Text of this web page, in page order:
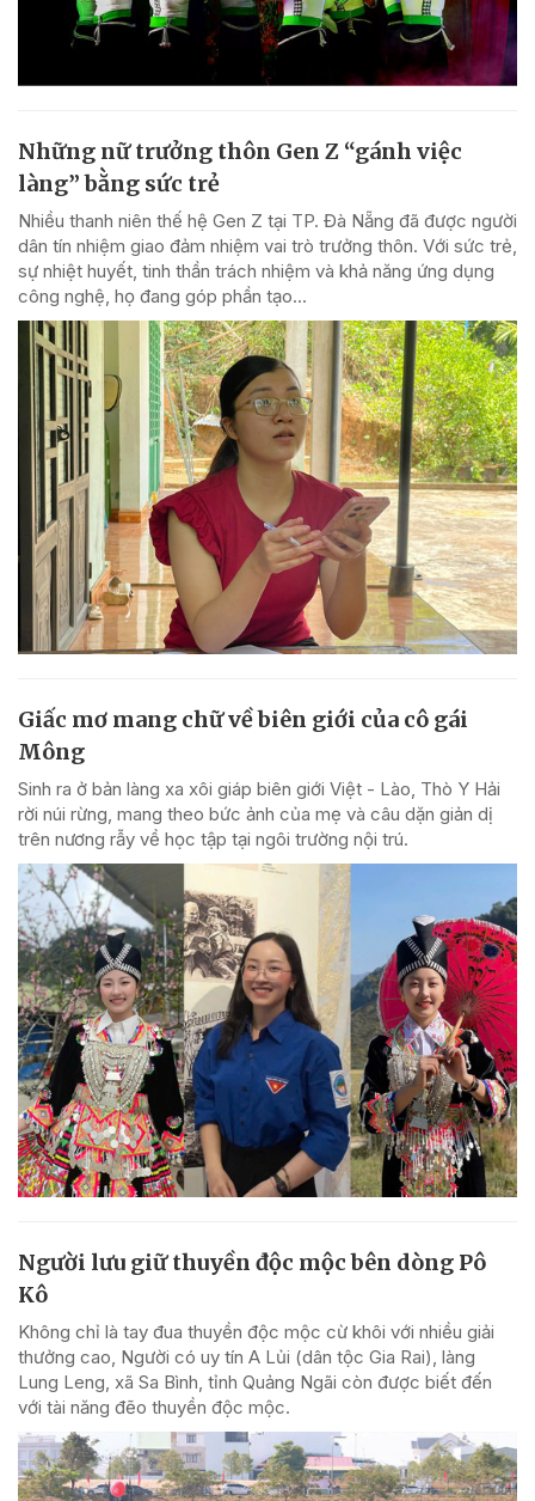
Những nữ trưởng thôn Gen Z “gánh việc
làng” bằng sức trẻ
Nhiều thanh niên thế hệ Gen Z tại TP. Đà Nẵng đã được người
dân tín nhiệm giao đảm nhiệm vai trò trưởng thôn. Với sức trẻ,
sự nhiệt huyết, tinh thần trách nhiệm và khả năng ứng dụng
công nghệ, họ đang góp phần tạo...
Giấc mơ mang chữ về biên giới của cô gái
Mông
Sinh ra ở bản làng xa xôi giáp biên giới Việt - Lào, Thò Y Hải
rời núi rừng, mang theo bức ảnh của mẹ và câu dặn giản dị
trên nương rẫy về học tập tại ngôi trường nội trú.
Người lưu giữ thuyền độc mộc bên dòng Pô
Kô
Không chỉ là tay đua thuyền độc mộc cừ khôi với nhiều giải
thưởng cao, Người có uy tín A Lủi (dân tộc Gia Rai), làng
Lung Leng, xã Sa Bình, tỉnh Quảng Ngãi còn được biết đến
với tài năng đẽo thuyền độc mộc.